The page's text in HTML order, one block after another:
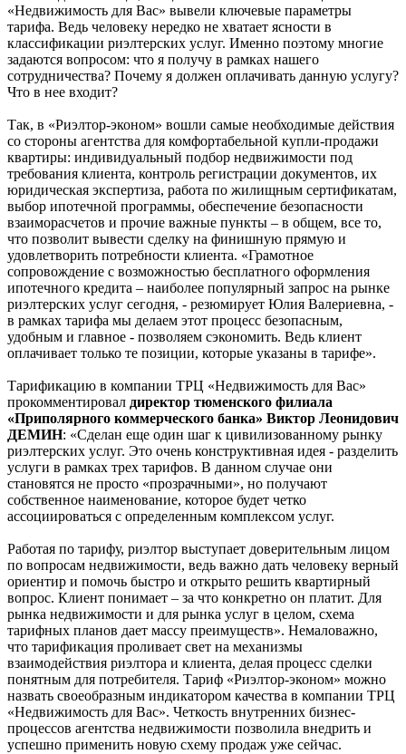
«Недвижимость для Вас» вывели ключевые параметры
тарифа. Ведь человеку нередко не хватает ясности в
классификации риэлтерских услуг. Именно поэтому многие
задаются вопросом: что я получу в рамках нашего
сотрудничества? Почему я должен оплачивать данную услугу?
Что в нее входит?
Так, в «Риэлтор-эконом» вошли самые необходимые действия
со стороны агентства для комфортабельной купли-продажи
квартиры: индивидуальный подбор недвижимости под
требования клиента, контроль регистрации документов, их
юридическая экспертиза, работа по жилищным сертификатам,
выбор ипотечной программы, обеспечение безопасности
взаиморасчетов и прочие важные пункты – в общем, все то,
что позволит вывести сделку на финишную прямую и
удовлетворить потребности клиента. «Грамотное
сопровождение с возможностью бесплатного оформления
ипотечного кредита – наиболее популярный запрос на рынке
риэлтерских услуг сегодня, - резюмирует Юлия Валериевна, -
в рамках тарифа мы делаем этот процесс безопасным,
удобным и главное - позволяем сэкономить. Ведь клиент
оплачивает только те позиции, которые указаны в тарифе».
Тарификацию в компании ТРЦ «Недвижимость для Вас»
прокомментировал директор тюменского филиала
«Приполярного коммерческого банка» Виктор Леонидович
ДЕМИН: «Сделан еще один шаг к цивилизованному рынку
риэлтерских услуг. Это очень конструктивная идея - разделить
услуги в рамках трех тарифов. В данном случае они
становятся не просто «прозрачными», но получают
собственное наименование, которое будет четко
ассоциироваться с определенным комплексом услуг.
Работая по тарифу, риэлтор выступает доверительным лицом
по вопросам недвижимости, ведь важно дать человеку верный
ориентир и помочь быстро и открыто решить квартирный
вопрос. Клиент понимает – за что конкретно он платит. Для
рынка недвижимости и для рынка услуг в целом, схема
тарифных планов дает массу преимуществ». Немаловажно,
что тарификация проливает свет на механизмы
взаимодействия риэлтора и клиента, делая процесс сделки
понятным для потребителя. Тариф «Риэлтор-эконом» можно
назвать своеобразным индикатором качества в компании ТРЦ
«Недвижимость для Вас». Четкость внутренних бизнес-
процессов агентства недвижимости позволила внедрить и
успешно применить новую схему продаж уже сейчас.